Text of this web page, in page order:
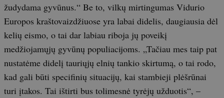
žudydama gyvūnus.“ Be to, vilkų mirtingumas Vidurio
Europos kraštovaizdžiuose yra labai didelis, daugiausia dėl
kelių eismo, o tai dar labiau riboja jų poveikį
medžiojamųjų gyvūnų populiacijoms. „Tačiau mes taip pat
nustatėme didelį tauriųjų elnių tankio skirtumą, o tai rodo,
kad gali būti specifinių situacijų, kai stambieji plėšrūnai
turi įtakos. Tai ištirti bus tolimesnė tyrėjų užduotis“, –